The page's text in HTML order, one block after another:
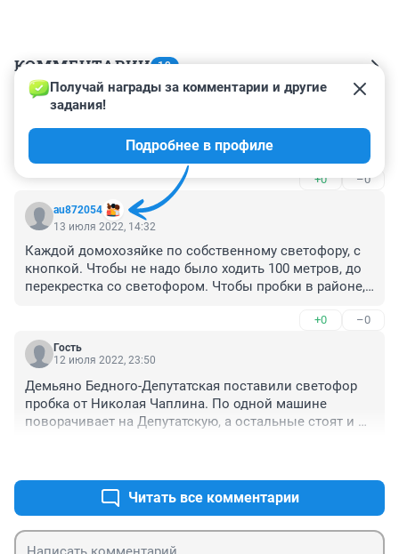
КОММЕНТАРИИ 19
Гость
+0 –0
au872054
Получай награды за комментарии и другие
задания!
Подробнее в профиле
13 июля 2022, 14:32
Каждой домохозяйке по собственному светофору, с
кнопкой. Чтобы не надо было ходить 100 метров, до
перекрестка со светофором. Чтобы пробки в районе,
+0 –0
Гость
12 июля 2022, 23:50
Демьяно Бедного-Депутатская поставили светофор
пробка от Николая Чаплина. По одной машине
поворачивает на Депутатскую, а остальные стоят и
Читать все комментарии